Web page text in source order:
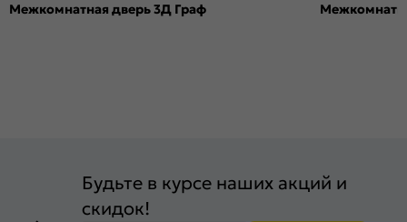
Межкомнатная дверь 3Д Граф
Будьте в курсе наших акций и
скидок!